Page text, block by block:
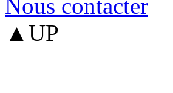
Nous contacter
▲UP